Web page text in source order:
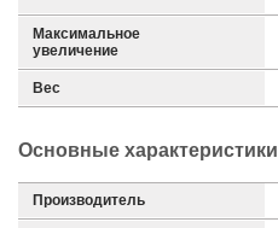
Максимальное
увеличение
Вес
Основные характеристики
Производитель